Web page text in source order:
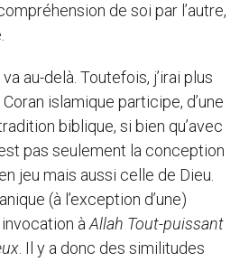
de soi par l’autre,
au-delà. Toutefois, j’irai plus
islamique participe, d’une
biblique, si bien qu’avec
pas seulement la conception
jeu mais aussi celle de Dieu.
(à l’exception d’une)
à Allah Tout-puissant
. Il y a donc des similitudes